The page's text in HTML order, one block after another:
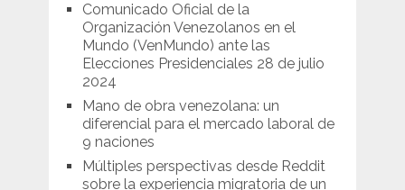
Comunicado Oficial de la
Organización Venezolanos en el
Mundo (VenMundo) ante las
Elecciones Presidenciales 28 de julio
2024
Mano de obra venezolana: un
diferencial para el mercado laboral de
9 naciones
Múltiples perspectivas desde Reddit
sobre la experiencia migratoria de un